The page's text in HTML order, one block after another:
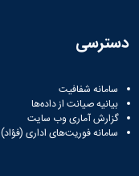
دسترسی
سامانه شفافیت
بیانیه صیانت از داده‌ها
گزارش آماری وب‌ سایت
سامانه فوریت‌های اداری (فؤاد)